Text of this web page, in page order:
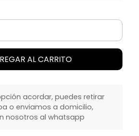
AL CARRITO
acordar, puedes retirar
o enviamos a domicilio,
nosotros al whatsapp